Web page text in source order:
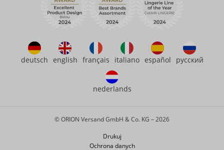
Często zadawane pytania (FAQ)
deutsch english français italiano español русский
nederlands
Drukuj
Ochrona danych
© ORION Versand GmbH & Co. KG – 2026